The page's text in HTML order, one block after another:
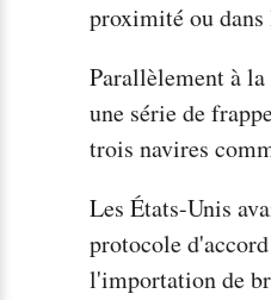
proximité ou
Parallèlement à
une série de
trois navires
Les États-Unis
protocole
l'importation de